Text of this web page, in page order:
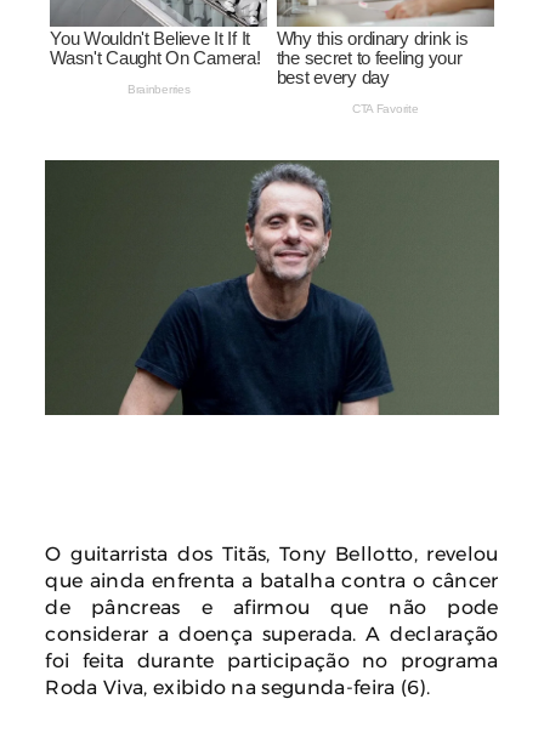
O guitarrista dos Titãs, Tony Bellotto, revelou
que ainda enfrenta a batalha contra o câncer
de pâncreas e afirmou que não pode
considerar a doença superada. A declaração
foi feita durante participação no programa
Roda Viva, exibido na segunda-feira (6).